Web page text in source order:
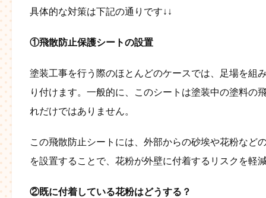
具体的な対策は下記の通りです↓↓
①飛散防止保護シートの設置
塗装工事を行う際のほとんどのケースでは、足場を組
り付けます。一般的に、このシートは塗装中の塗料の
れだけではありません。
この飛散防止シートには、外部からの砂埃や花粉など
を設置することで、花粉が外壁に付着するリスクを軽
②既に付着している花粉はどうする？